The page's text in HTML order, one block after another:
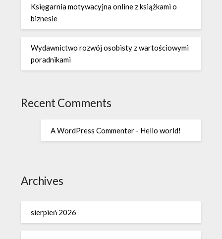
Księgarnia motywacyjna online z książkami o
biznesie
Wydawnictwo rozwój osobisty z wartościowymi
poradnikami
Recent Comments
A WordPress Commenter - Hello world!
Archives
sierpień 2026